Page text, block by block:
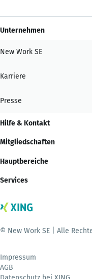
Unternehmen
New Work SE
Karriere
Presse
Hilfe & Kontakt
Mitgliedschaften
Hauptbereiche
Services
© New Work SE | Alle
Impressum
AGB